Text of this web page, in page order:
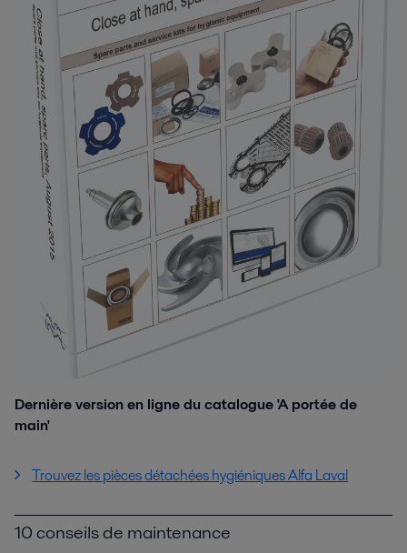
Dernière version en ligne du catalogue 'A portée de
main'
Trouvez les pièces détachées hygiéniques Alfa Laval
10 conseils de maintenance